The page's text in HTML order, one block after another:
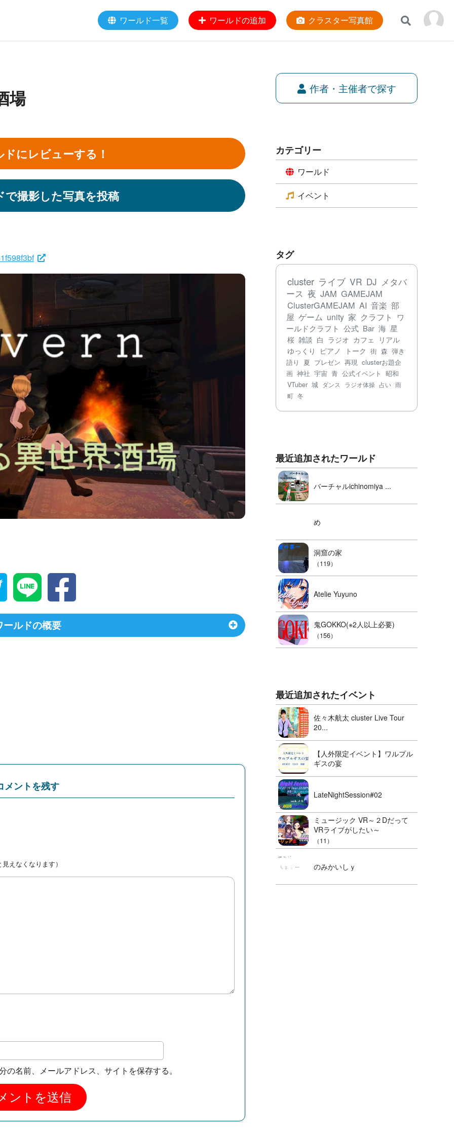
ワールド一覧 ワールドの追加 クラスター写真館
場
にレビューする！
で撮影した写真を投稿
ールドの概要
メントを残す
えなくなります）
名前、メールアドレス、サイトを保存する。
作者・主催者で探す
カテゴリー
ワールド
イベント
タグ
cluster ライブ VR DJ メタバ
ース 夜 JAM GAMEJAM
ClusterGAMEJAM AI 音楽 部
屋 ゲーム unity 家 クラフト
ワ
ールドクラフト 公式 Bar 海 星
桜 雑談 白 ラジオ カフェ
リアル
ゆっくり
ピアノ トーク 街 森 弾き
語り
夏 プレゼン 再現 clusterお題企
画 神社 宇宙 青 公式イベント 昭和
VTuber 城 ダンス ラジオ体操 占い 雨
町 冬
最近追加されたワールド
バーチャルichinomiya ...
め
洞窟の家
（119）
Atelie Yuyuno
鬼GOKKO(※2人以上必要)
（156）
最近追加されたイベント
佐々木航太 cluster Live Tour
20...
【人外限定イベント】ワルプル
ギスの宴
LateNightSession#02
ミュージック VR～２Dだって
VRライブがしたい～
（11）
のみかいしｙ